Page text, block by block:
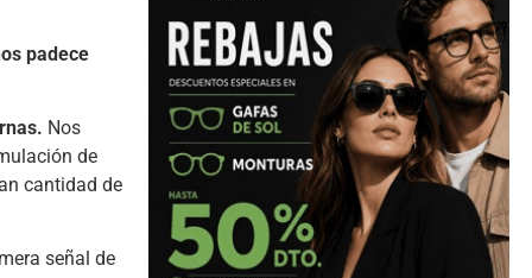
padece
Nos
de
cantidad de
señal de